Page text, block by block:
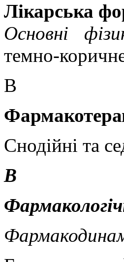
Лікарська
Основні
темно-
В
Снодійні та
В